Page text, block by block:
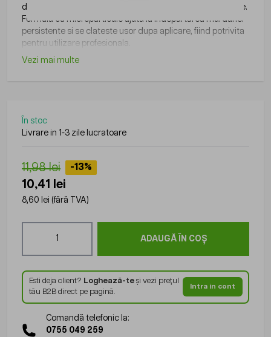
dilutie), pentru suprafete dure lavabile din baie si bucatarie.
Formula cu microparticule ajuta la indepartarea murdariei
persistente si se clateste usor dupa aplicare, fiind potrivita
pentru utilizare profesionala.
Vezi mai multe
În stoc
Livrare in 1-3 zile lucratoare
11,98 lei -13%
10,41 lei
8,60 lei (fără TVA)
ADAUGĂ ÎN COȘ
Esti deja client? Loghează-teși vezi prețul
tău B2B direct pe pagină.
Intra in cont
Comandă telefonic la:
0755 049 259